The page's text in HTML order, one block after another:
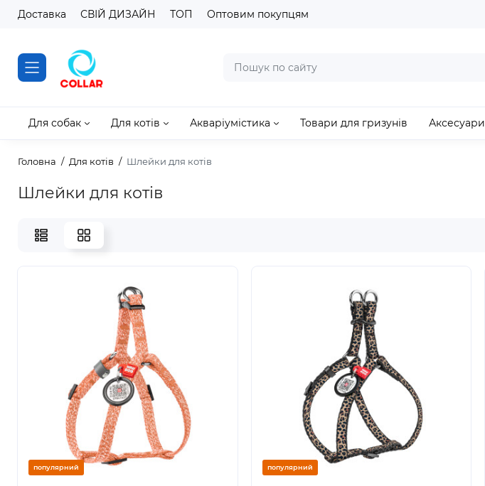
Доставка СВІЙ ДИЗАЙН ТОП Оптовим покупцям
Для собак Для котів Акваріумістика Товари для гризунів Аксесуари
Головна Для котів Шлейки для котів
Шлейки для котів
популярний популярний